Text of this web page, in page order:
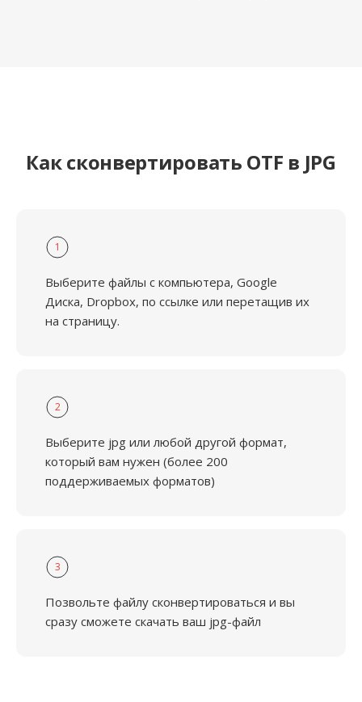
Как сконвертировать OTF в JPG
1
Выберите файлы с компьютера, Google
Диска, Dropbox, по ссылке или перетащив их
на страницу.
2
Выберите jpg или любой другой формат,
который вам нужен (более 200
поддерживаемых форматов)
3
Позвольте файлу сконвертироваться и вы
сразу сможете скачать ваш jpg-файл